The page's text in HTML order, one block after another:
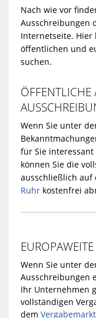
Nach wie vor
Ausschreibungen
Internetseite. Hier
öffentlichen und
suchen.
Wenn Sie unter
für Sie
können Sie die
ausschließlich auf
Ruhrkostenfrei
Wenn Sie unter
Ausschreibungen
Ihr Unternehmen
vollständigen
dem